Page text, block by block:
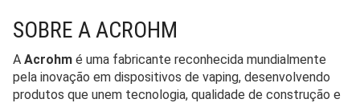
SOBRE A ACROHM
A Acrohm é uma fabricante reconhecida mundialmente
pela inovação em dispositivos de vaping, desenvolvendo
produtos que unem tecnologia, qualidade de construção e